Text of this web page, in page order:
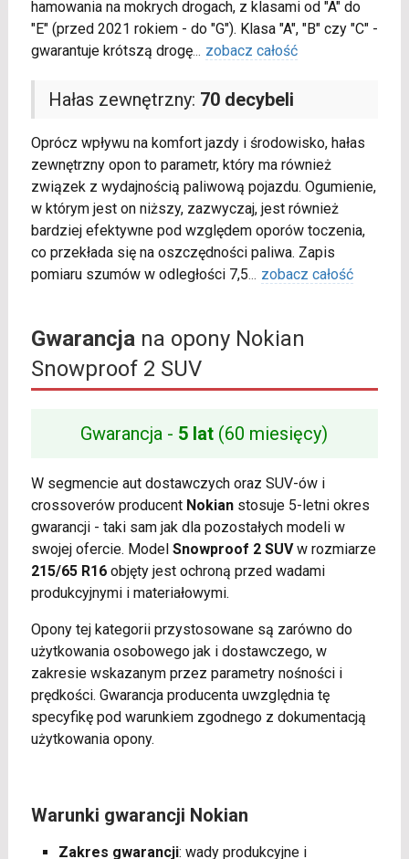
hamowania na mokrych drogach, z klasami od "A" do
"E" (przed 2021 rokiem - do "G"). Klasa "A", "B" czy "C" -
gwarantuje krótszą drogę... zobacz całość
Hałas zewnętrzny: 70 decybeli
Oprócz wpływu na komfort jazdy i środowisko, hałas
zewnętrzny opon to parametr, który ma również
związek z wydajnością paliwową pojazdu. Ogumienie,
w którym jest on niższy, zazwyczaj, jest również
bardziej efektywne pod względem oporów toczenia,
co przekłada się na oszczędności paliwa. Zapis
pomiaru szumów w odległości 7,5... zobacz całość
Gwarancjana opony Nokian
Snowproof 2 SUV
Gwarancja - 5 lat (60 miesięcy)
W segmencie aut dostawczych oraz SUV-ów i
crossoverów producent Nokianstosuje 5-letni okres
gwarancji - taki sam jak dla pozostałych modeli w
swojej ofercie. Model Snowproof 2 SUVw rozmiarze
215/65 R16objęty jest ochroną przed wadami
produkcyjnymi i materiałowymi.
Opony tej kategorii przystosowane są zarówno do
użytkowania osobowego jak i dostawczego, w
zakresie wskazanym przez parametry nośności i
prędkości. Gwarancja producenta uwzględnia tę
specyfikę pod warunkiem zgodnego z dokumentacją
użytkowania opony.
Warunki gwarancji Nokian
Zakres gwarancji: wady produkcyjne i